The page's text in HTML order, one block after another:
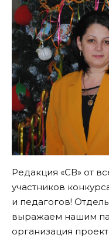
Редакция «СВ» от
участников
и педагогов!
выражаем нашим
организация